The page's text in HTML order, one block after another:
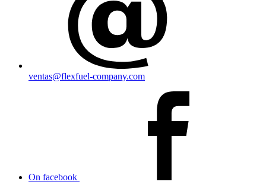
ventas@flexfuel-company.com
On facebook